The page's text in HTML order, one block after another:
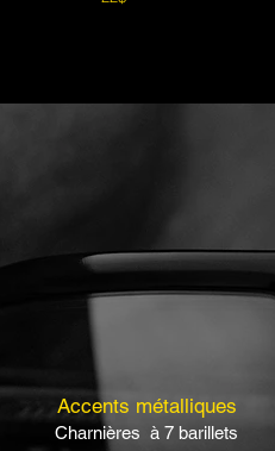
Accents métalliques
Charnières à 7 barillets